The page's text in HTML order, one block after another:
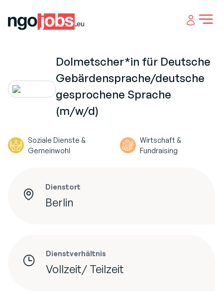
Open
Dolmetscher*in für Deutsche
Gebärdensprache/deutsche
gesprochene Sprache
(m/w/d)
Soziale Dienste &
Gemeinwohl
Wirtschaft &
Fundraising
Dienstort
Berlin
Dienstverhältnis
Vollzeit/ Teilzeit